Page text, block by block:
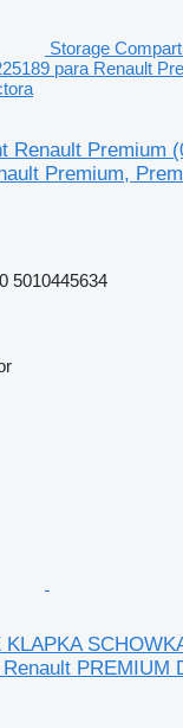
Storage
para Renault
Renault Premium
Premium,
5010445634
PREMIUM